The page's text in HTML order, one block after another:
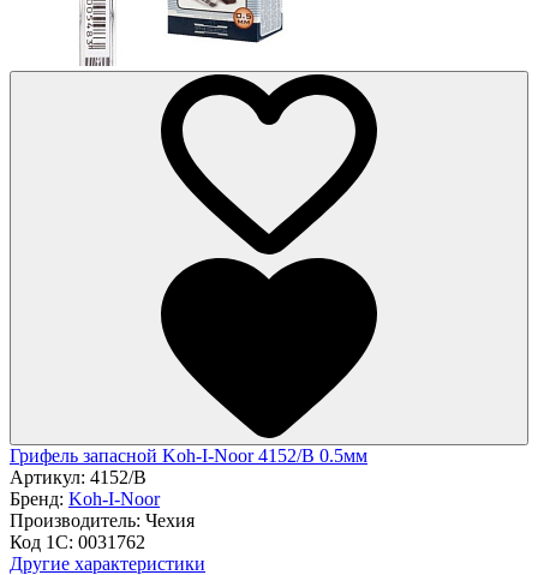
Грифель запасной Koh-I-Noor 4152/В 0.5мм
Артикул: 4152/В
Бренд: Koh-I-Noor
Производитель: Чехия
Код 1С: 0031762
Другие характеристики